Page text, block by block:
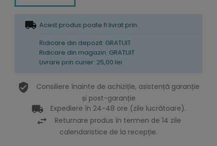
Acest produs poate fi livrat prin:
Ridicare din depozit: GRATUIT
Ridicare din magazin: GRATUIT
Livrare prin curier: 25,00 lei
Consiliere înainte de achiziție, asistență garanție
și post-garanție
Expediere în 24-48 ore (zile lucrătoare).
Returnare produs în termen de 14 zile
calendaristice de la recepție.